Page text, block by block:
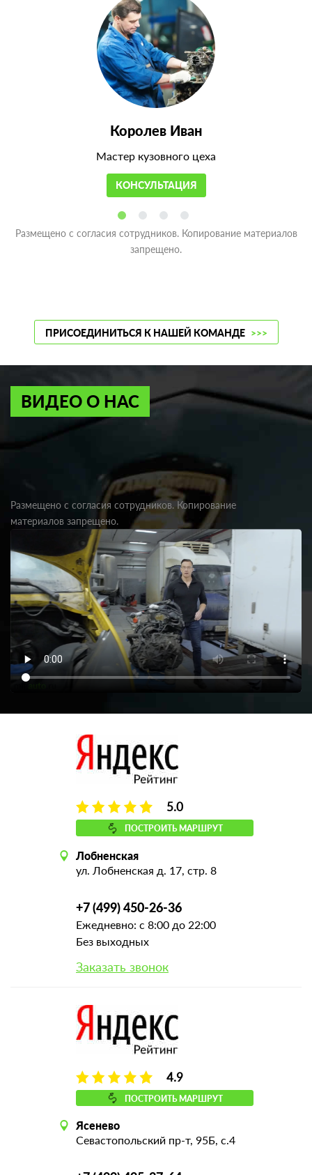
Королев Иван
Мастер кузовного цеха
КОНСУЛЬТАЦИЯ
Размещено с согласия сотрудников. Копирование материалов
запрещено.
ПРИСОЕДИНИТЬСЯ К НАШЕЙ КОМАНДЕ >>>
ВИДЕО О НАС
Размещено с согласия сотрудников. Копирование
материалов запрещено.
5.0
ПОСТРОИТЬ МАРШРУТ
Лобненская
ул. Лобненская д. 17, стр. 8
+7 (499) 450-26-36
Ежедневно: с 8:00 до 22:00
Без выходных
Заказать звонок
4.9
ПОСТРОИТЬ МАРШРУТ
Ясенево
Севастопольский пр-т, 95Б, с.4